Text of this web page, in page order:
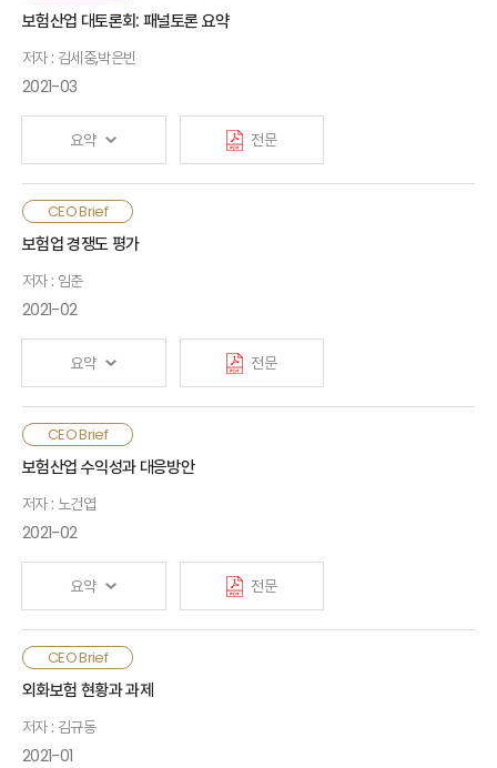
보험산업 대토론회: 패널토론 요약
저자 : 김세중,박은빈
2021-03
요약 전문
보험산업은 구조적인 환경변화에 놓여 있으며, 코로나19 이후
상품 및 채널에 대한 소비자의 디지털화 요구, 빅테크와 같은
새로운 경쟁자의 출현 등으로 그 어느 때보다 생존을 위한
혁신과 변화가 필요한 상황임. 한편 보험산업의 자생력과
기회요인에 대한 희망도 공존함. 보험산업은 해외진출 및
적합한 상품 및 판매채널 구축, 타 업권과의 협력 및 상생 방안
마련 등에 대한 근본적인 고민이 필요함
본 보고서는 2021년 3월 5일 보험연구원이 개최한 "포스트
코로나 시대 보험산업 대토론회" 중 패널토론 내용을 요약한
것임
CEO Brief
보험업 경쟁도 평가
저자 : 임준
2021-02
요약 전문
생명보험은 전체를 하나의 시장으로 획정하여 경쟁도를 평가한
결과 경쟁시장으로 평가되었음. 손해보험은 보험종목별로
구분하여 평가하였는데, 일반손해보험은 집중시장, 자동차보험과
장기손해보험은 경쟁시장으로 평가되었음. 국내 보험시장의 경우
경쟁도 측면에서 심각한 문제가 있다고 보기는 어려우나
조직형태 등의 측면에서 다양성을 제고하기 위한 정책적 노력이
필요함. 최근 금융당국은 보험회사 규모 측면에서의 다양성 제고를
위해 소액단기보험업 제도를 도입하였고, 조직형태 측면에서의
다양성 제고를 위해 인가정책(1사 1라이센스) 유연화를 검토하고
있음
CEO Brief
보험산업 수익성과 대응방안
저자 : 노건엽
2021-02
요약 전문
2019년 말 이익규모는 자본비용을 고려한 필요이익의 절반에
불과할 정도로 과부족 상황임. 보험산업 수익성 악화는 구조적인
원인에 기인하기 때문에 보다 장기적이고 근본적인 개선노력이
요구되며, 저성장 환경에서 보유계약 관리에 집중할 필요가 있음.
보험회사는 장기적인 플랜을 수립하고, 고금리 보유계약 이전
CEO Brief
외화보험 현황과 과제
저자 : 김규동
2021-01